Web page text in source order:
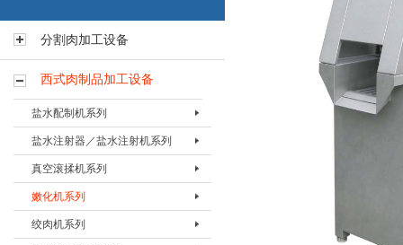
分割肉加工设备
西式肉制品加工设备
盐水配制机系列
盐水配置机BPZJ-80
盐水配置机BPZJ-200
盐水配置机BPZJ-600
盐水注射器／盐水注射机系列
盐水注射器BZSQ-I
盐水注射器BZSQ-II
盐水注射机BZSJ-12
真空滚揉机系列
真空搅拌按摩机 BAMJ-60L
真空搅拌按摩机 BAMJ-125L
嫩化机系列
嫩化机BNHJ-I
绞肉机系列